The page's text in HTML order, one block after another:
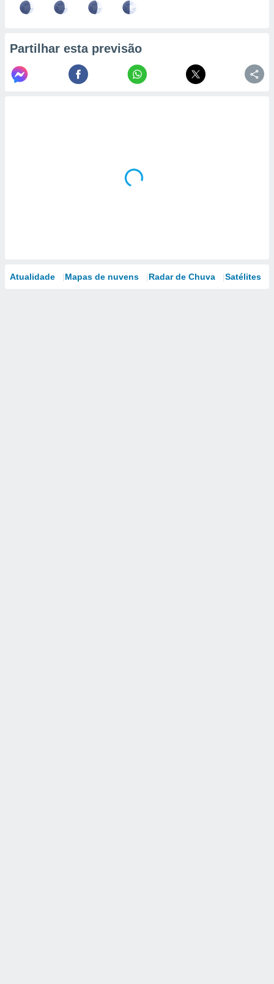
Partilhar esta previsão
Atualidade Mapas de nuvens Radar de Chuva Satélites